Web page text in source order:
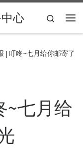
心
Search
| 叮咚~七月给你邮寄了
~七月给